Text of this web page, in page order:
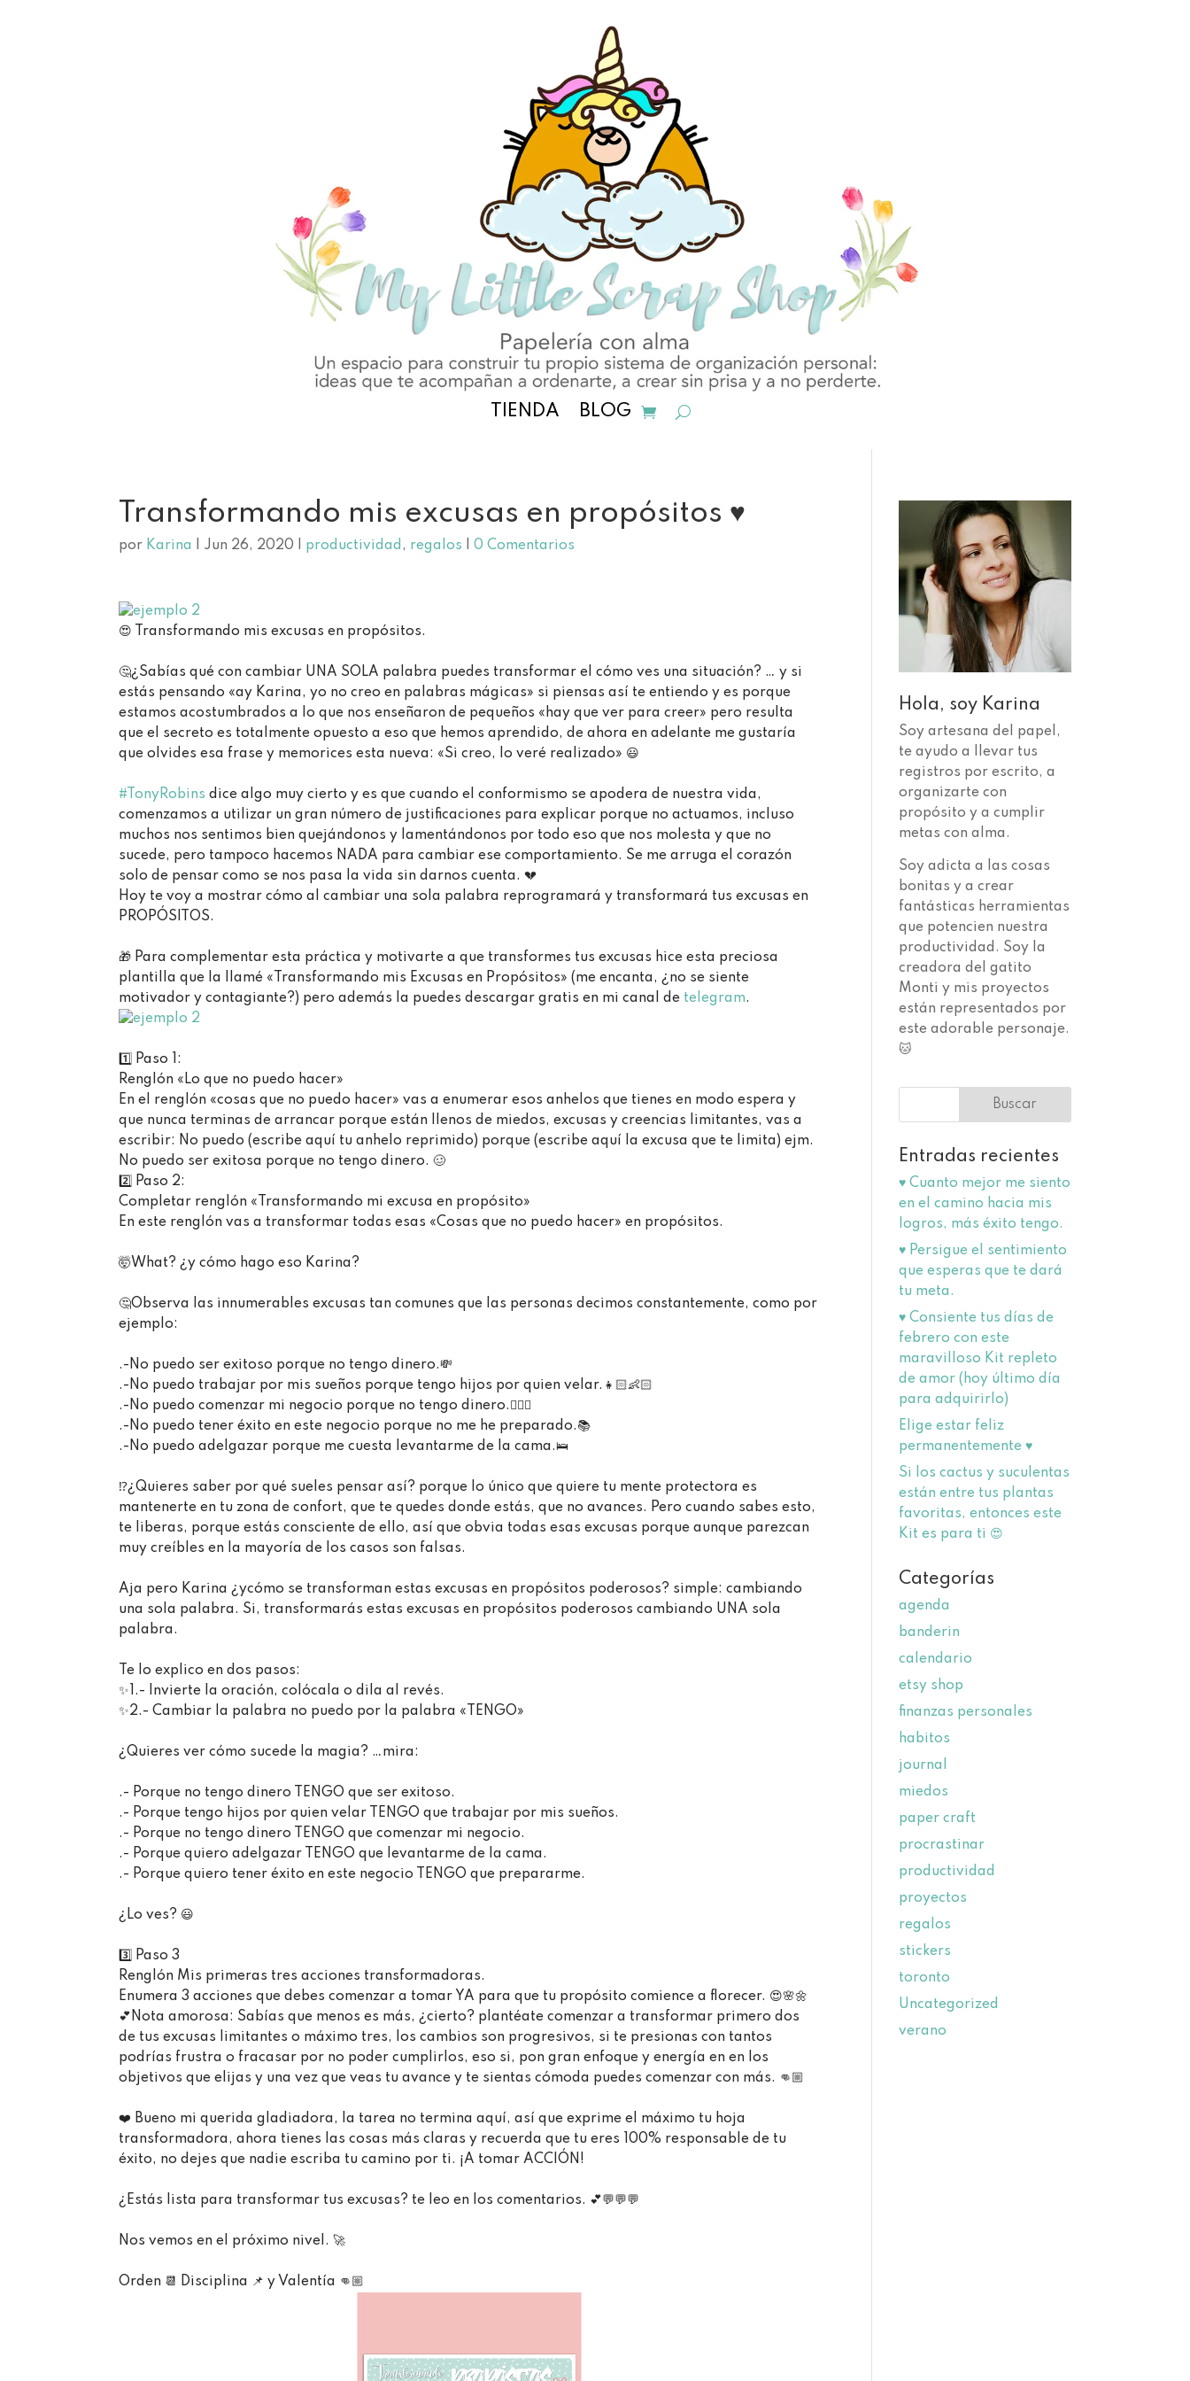
TIENDA BLOG
Transformando mis excusas en propósitos ♥
por Karina Jun 26, 2020 productividad , regalos |0 Comentarios
😍 Transformando mis excusas en propósitos. ⁣⁣
🤔¿Sabías qué con cambiar UNA SOLA palabra puedes transformar el cómo ves una situación? … y si
estás pensando «ay Karina, yo no creo en palabras mágicas» si piensas así te entiendo y es porque
estamos acostumbrados a lo que nos enseñaron de pequeños «hay que ver para creer» pero resulta
que el secreto es totalmente opuesto a eso que hemos aprendido, de ahora en adelante me gustaría
que olvides esa frase y memorices esta nueva: «Si creo, lo veré realizado» ⁣😃⁣
#TonyRobins dice algo muy cierto y es que cuando el conformismo se apodera de nuestra vida,
comenzamos a utilizar un gran número de justificaciones para explicar porque no actuamos, incluso
muchos nos sentimos bien quejándonos y lamentándonos por todo eso que nos molesta y que no
sucede, pero tampoco hacemos NADA para cambiar ese comportamiento. Se me arruga el corazón
solo de pensar como se nos pasa la vida sin darnos cuenta. ⁣💔⁣ ⁣⁣
Hoy te voy a mostrar cómo al cambiar una sola palabra reprogramará y transformará tus excusas en
PROPÓSITOS. ⁣⁣
🎁 Para complementar esta práctica y motivarte a que transformes tus excusas hice esta preciosa
plantilla que la llamé «Transformando mis Excusas en Propósitos» (me encanta, ¿no se siente
motivador y contagiante?) pero además la puedes descargar gratis en mi canal de telegram.⁣
1️⃣ Paso 1:⁣
Renglón «Lo que no puedo hacer»⁣
En el renglón «cosas que no puedo hacer» vas a enumerar esos anhelos que tienes en modo espera y
que nunca terminas de arrancar porque están llenos de miedos, excusas y creencias limitantes, vas a
escribir: No puedo (escribe aquí tu anhelo reprimido) porque (escribe aquí la excusa que te limita) ejm.
No puedo ser exitosa porque no tengo dinero. 🥴⁣
2️⃣ Paso 2:⁣⁣⁣
Completar renglón «Transformando mi excusa en propósito» ⁣⁣⁣
En este renglón vas a transformar todas esas «Cosas que no puedo hacer» en propósitos.⁣⁣⁣
🤯What? ¿y cómo hago eso Karina?⁣⁣⁣
🤔Observa las innumerables excusas tan comunes que las personas decimos constantemente, como por
ejemplo:⁣⁣⁣
.-No puedo ser exitoso porque no tengo dinero.⁣⁣💸⁣
.-No puedo trabajar por mis sueños porque tengo hijos por quien velar.⁣⁣👧🏻👶🏻⁣
.-No puedo comenzar mi negocio porque no tengo dinero.⁣⁣🤷🏻‍♀️⁣
.-No puedo tener éxito en este negocio porque no me he preparado.📚 ⁣⁣⁣
.-No puedo adelgazar porque me cuesta levantarme de la cama.⁣⁣🛌⁣
⁉️¿Quieres saber por qué sueles pensar así? porque lo único que quiere tu mente protectora es
mantenerte en tu zona de confort, que te quedes donde estás, que no avances. Pero cuando sabes esto,
te liberas, porque estás consciente de ello, así que obvia todas esas excusas porque aunque parezcan
muy creíbles en la mayoría de los casos son falsas.⁣⁣⁣
Aja pero Karina ¿ycómo se transforman estas excusas en propósitos poderosos? simple: cambiando
una sola palabra. Si, transformarás estas excusas en propósitos poderosos cambiando UNA sola
palabra.⁣⁣⁣
Te lo explico en dos pasos:⁣⁣⁣
✨1.- Invierte la oración, colócala o dila al revés.⁣⁣⁣
✨2.- Cambiar la palabra no puedo por la palabra «TENGO» ⁣⁣⁣
¿Quieres ver cómo sucede la magia? …mira:⁣⁣⁣
.- Porque no tengo dinero TENGO que ser exitoso.⁣⁣⁣
.- Porque tengo hijos por quien velar TENGO que trabajar por mis sueños.⁣⁣⁣
.- Porque no tengo dinero TENGO que comenzar mi negocio.⁣⁣⁣
.- Porque quiero adelgazar TENGO que levantarme de la cama.⁣⁣⁣
.- Porque quiero tener éxito en este negocio TENGO que prepararme.⁣⁣⁣
¿Lo ves?⁣⁣ 😃⁣
3️⃣ Paso 3⁣⁣⁣
Renglón Mis primeras tres acciones transformadoras.⁣⁣⁣
Enumera 3 acciones que debes comenzar a tomar YA para que tu propósito comience a florecer.⁣⁣ 😍🌸🌼⁣
💕Nota amorosa: Sabías que menos es más, ¿cierto? plantéate comenzar a transformar primero dos
de tus excusas limitantes o máximo tres, los cambios son progresivos, si te presionas con tantos
podrías frustra o fracasar por no poder cumplirlos, eso si, pon gran enfoque y energía en en los
objetivos que elijas y una vez que veas tu avance y te sientas cómoda puedes comenzar con más. 👊🏼⁣
❤️ Bueno mi querida gladiadora, la tarea no termina aquí, así que exprime el máximo tu hoja
transformadora, ahora tienes las cosas más claras y recuerda que tu eres 100% responsable de tu
éxito, no dejes que nadie escriba tu camino por ti. ¡A tomar ACCIÓN!⁣
¿Estás lista para transformar tus excusas? te leo en los comentarios. 💕💬💬💬 ⁣
Nos vemos en el próximo nivel. 🚀 ⁣
Orden 📆 Disciplina 📌 y Valentía 👊🏼⁣
Hola, soy Karina
Soy artesana del papel,
te ayudo a llevar tus
registros por escrito, a
organizarte con
propósito y a cumplir
metas con alma.
Soy adicta a las cosas
bonitas y a crear
fantásticas herramientas
que potencien nuestra
productividad. Soy la
creadora del gatito
Monti y mis proyectos
están representados por
este adorable personaje.
🐱
Entradas recientes
♥️ Cuanto mejor me siento
en el camino hacia mis
logros, más éxito tengo.
♥️ Persigue el sentimiento
que esperas que te dará
tu meta.
♥️ Consiente tus días de
febrero con este
maravilloso Kit repleto
de amor (hoy último día
para adquirirlo)
Elige estar feliz
permanentemente ♥
Si los cactus y suculentas
están entre tus plantas
favoritas, entonces este
Kit es para ti 😍
Categorías
agenda
banderin
calendario
etsy shop
finanzas personales
habitos
journal
miedos
paper craft
procrastinar
productividad
proyectos
regalos
stickers
toronto
Uncategorized
verano